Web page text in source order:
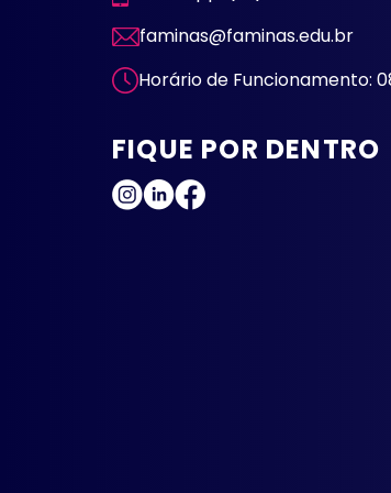
faminas@faminas.edu.br
Horário de Funcionamento:
FIQUE POR DENTRO